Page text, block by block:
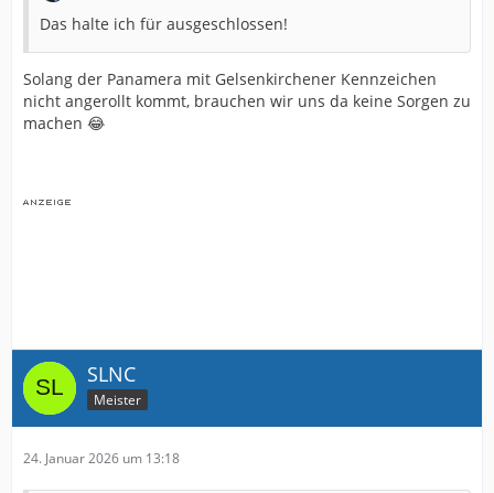
Das halte ich für ausgeschlossen!
Solang der Panamera mit Gelsenkirchener Kennzeichen
nicht angerollt kommt, brauchen wir uns da keine Sorgen zu
machen 😂
SLNC
Meister
24. Januar 2026 um 13:18